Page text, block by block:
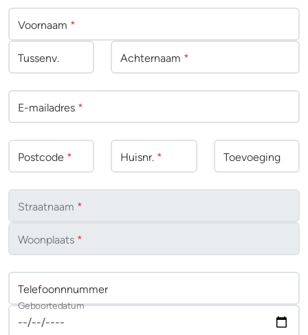
Voornaam *
Tussenv. Achternaam *
E-mailadres *
Postcode * Huisnr. * Toevoeging
Straatnaam *
Woonplaats *
Telefoonnnummer
Geboortedatum